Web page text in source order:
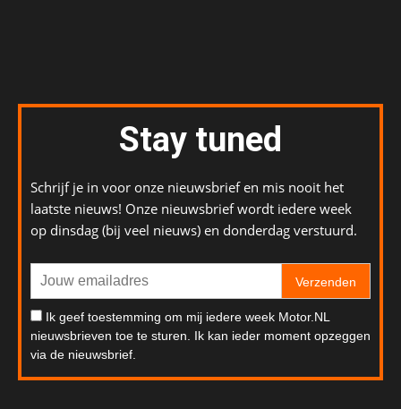
Stay tuned
Schrijf je in voor onze nieuwsbrief en mis nooit het
laatste nieuws! Onze nieuwsbrief wordt iedere week
op dinsdag (bij veel nieuws) en donderdag verstuurd.
Verzenden
Ik geef toestemming om mij iedere week Motor.NL
nieuwsbrieven toe te sturen. Ik kan ieder moment opzeggen
via de nieuwsbrief.